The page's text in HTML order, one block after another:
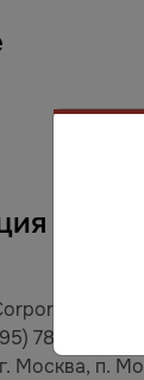
за
787-99-09
Москва, п.